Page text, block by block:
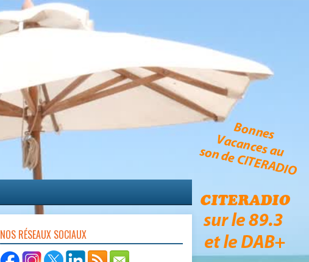
NOS RÉSEAUX SOCIAUX